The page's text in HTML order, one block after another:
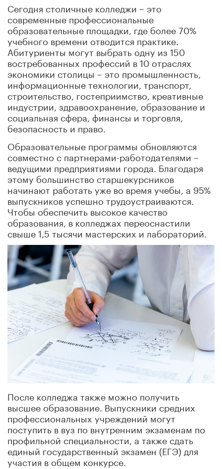
Сегодня столичные колледжи – это
современные профессиональные
образовательные площадки, где более 70%
учебного времени отводится практике.
Абитуриенты могут выбрать одну из 150
востребованных профессий в 10 отраслях
экономики столицы – это промышленность,
информационные технологии, транспорт,
строительство, гостеприимство, креативные
индустрии, здравоохранение, образование и
социальная сфера, финансы и торговля,
безопасность и право.
Образовательные программы обновляются
совместно с партнерами-работодателями –
ведущими предприятиями города. Благодаря
этому большинство старшекурсников
начинают работать уже во время учебы, а 95%
выпускников успешно трудоустраиваются.
Чтобы обеспечить высокое качество
образования, в колледжах переоснастили
свыше 1,5 тысячи мастерских и лабораторий.
После колледжа также можно получить
высшее образование. Выпускники средних
профессиональных учреждений могут
поступить в вуз по внутренним экзаменам по
профильной специальности, а также сдать
единый государственный экзамен (ЕГЭ) для
участия в общем конкурсе.